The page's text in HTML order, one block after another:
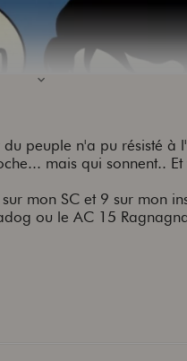
de ton infâme
tu ne mérite que le
peuple n'a pu résisté à
mais qui sonnent.. Et
mon SC et 9 sur mon
ou le AC 15